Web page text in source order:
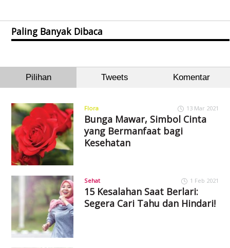
Paling Banyak Dibaca
Pilihan Tweets Komentar
Flora 13 Mar 2021
Bunga Mawar, Simbol Cinta
yang Bermanfaat bagi
Kesehatan
Sehat 1 Feb 2021
15 Kesalahan Saat Berlari:
Segera Cari Tahu dan Hindari!